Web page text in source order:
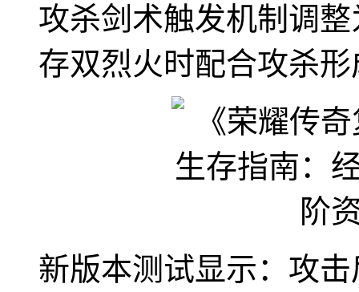
攻杀剑术触发机制调
存双烈火时配合攻杀
新版本测试显示：攻